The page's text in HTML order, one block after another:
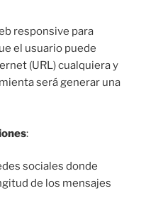
responsive para
el usuario puede
(URL) cualquiera y
será generar una
:
sociales donde
de los mensajes